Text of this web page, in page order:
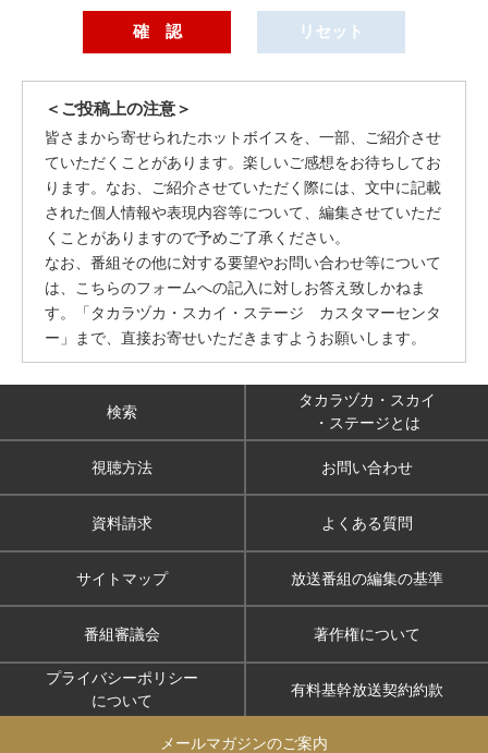
＜ご投稿上の注意＞
皆さまから寄せられたホットボイスを、一部、ご紹介させ
ていただくことがあります。楽しいご感想をお待ちしてお
ります。なお、ご紹介させていただく際には、文中に記載
された個人情報や表現内容等について、編集させていただ
くことがありますので予めご了承ください。
なお、番組その他に対する要望やお問い合わせ等について
は、こちらのフォームへの記入に対しお答え致しかねま
す。「タカラヅカ・スカイ・ステージ カスタマーセンタ
ー」まで、直接お寄せいただきますようお願いします。
検索
タカラヅカ・スカイ
・ステージとは
視聴方法 お問い合わせ
資料請求 よくある質問
サイトマップ 放送番組の編集の基準
番組審議会 著作権について
プライバシーポリシー
について
有料基幹放送契約約款
メールマガジンのご案内